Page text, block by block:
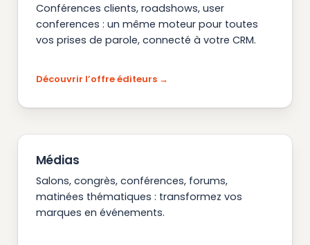
Conférences clients, roadshows, user
conferences : un même moteur pour toutes
vos prises de parole, connecté à votre CRM.
Découvrir l’offre éditeurs
Médias
Salons, congrès, conférences, forums,
matinées thématiques : transformez vos
marques en événements.